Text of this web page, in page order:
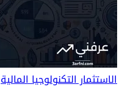
الاستثمارالتكنولوجيا المالية